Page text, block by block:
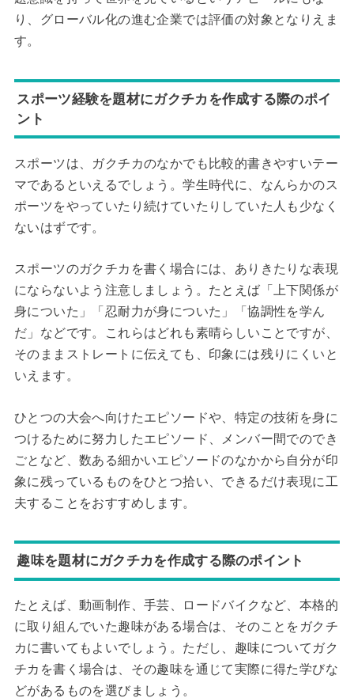
り、グローバル化の進む企業では評価の対象となりえま
す。
スポーツ経験を題材にガクチカを作成する際のポイ
ント
スポーツは、ガクチカのなかでも比較的書きやすいテー
マであるといえるでしょう。学生時代に、なんらかのス
ポーツをやっていたり続けていたりしていた人も少なく
ないはずです。
スポーツのガクチカを書く場合には、ありきたりな表現
にならないよう注意しましょう。たとえば「上下関係が
身についた」「忍耐力が身についた」「協調性を学ん
だ」などです。これらはどれも素晴らしいことですが、
そのままストレートに伝えても、印象には残りにくいと
いえます。
ひとつの大会へ向けたエピソードや、特定の技術を身に
つけるために努力したエピソード、メンバー間でのでき
ごとなど、数ある細かいエピソードのなかから自分が印
象に残っているものをひとつ拾い、できるだけ表現に工
夫することをおすすめします。
趣味を題材にガクチカを作成する際のポイント
たとえば、動画制作、手芸、ロードバイクなど、本格的
に取り組んでいた趣味がある場合は、そのことをガクチ
カに書いてもよいでしょう。ただし、趣味についてガク
チカを書く場合は、その趣味を通じて実際に得た学びな
どがあるものを選びましょう。